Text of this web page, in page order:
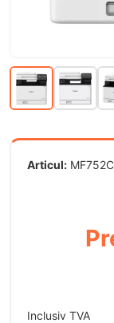
Articul:
Inclusiv TVA